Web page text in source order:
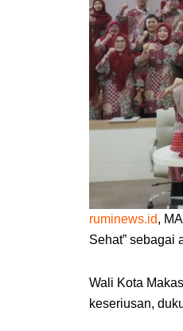
ruminews.id,
Sehat” sebagai
Wali Kota
keseriusan,